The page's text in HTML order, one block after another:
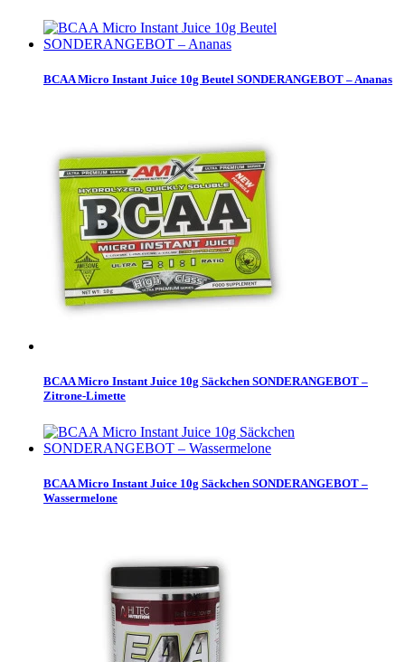
BCAA Micro Instant Juice 10g Beutel SONDERANGEBOT – Ananas
BCAA Micro Instant Juice 10g Säckchen SONDERANGEBOT –
Zitrone-Limette
BCAA Micro Instant Juice 10g Säckchen SONDERANGEBOT –
Wassermelone